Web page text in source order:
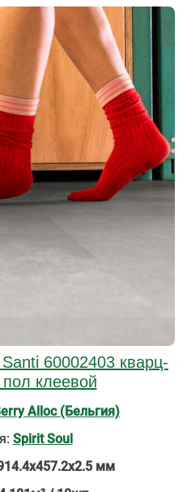
60002403 кварц-
клеевой
Alloc (Бельгия)
Spirit Soul
мм